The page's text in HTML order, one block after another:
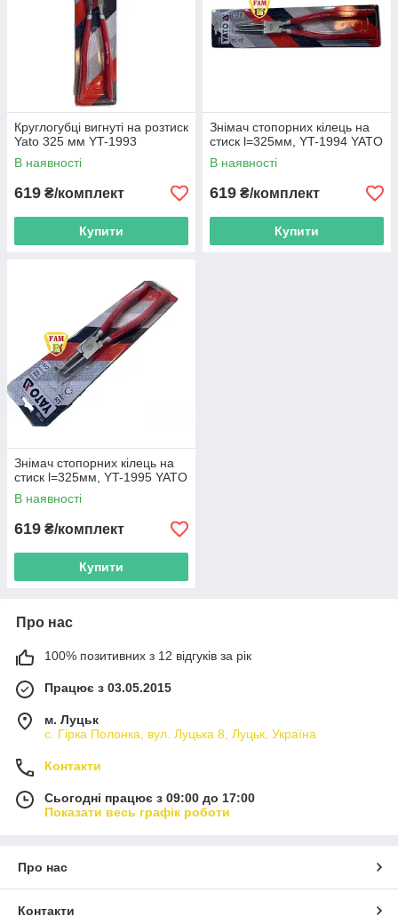
Круглогубці вигнуті на розтиск
Yato 325 мм YT-1993
В наявності
619 ₴/комплект
Купити
Знімач стопорних кілець на
стиск l=325мм, YT-1994 YATO
В наявності
619 ₴/комплект
Купити
Знімач стопорних кілець на
стиск l=325мм, YT-1995 YATO
В наявності
619 ₴/комплект
Купити
Про нас
100% позитивних з 12 відгуків за рік
Працює з 03.05.2015
м. Луцьк
с. Гірка Полонка, вул. Луцька 8, Луцьк, Україна
Контакти
Сьогодні працює з 09:00 до 17:00
Показати весь графік роботи
Про нас
Контакти